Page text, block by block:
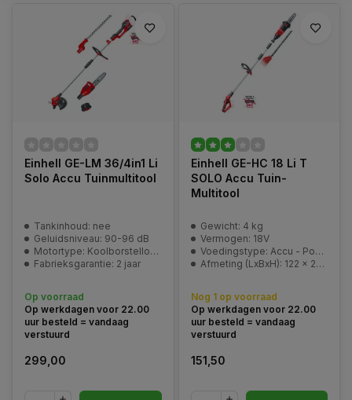
Einhell GE-LM 36/4in1 Li
Solo Accu Tuinmultitool
Tankinhoud: nee
Geluidsniveau: 90-96 dB
Motortype: Koolborstelloos
Fabrieksgarantie: 2 jaar
Op voorraad
Op werkdagen voor 22.00
uur besteld = vandaag
verstuurd
299,00
Einhell GE-HC 18 Li T
SOLO Accu Tuin-
Multitool
Gewicht: 4 kg
Vermogen: 18V
Voedingstype: Accu - Power-X-Change
Afmeting (LxBxH): 122 x 21 x 12 cm (verpakking)
Nog 1 op voorraad
Op werkdagen voor 22.00
uur besteld = vandaag
verstuurd
151,50